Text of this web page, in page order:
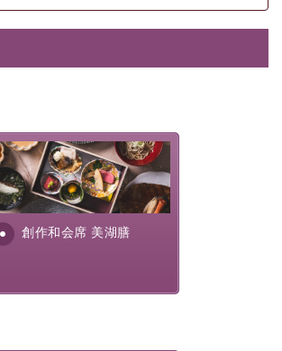
呂のご利用が可能な上、 安心安全にご
う
る独自の衛生・消毒プログラムの基、
分無料
館内利用券（お飲み物やお土産などに
有名な 片倉館のご入浴券
ジング、化粧水、乳液
巡る無料参拝バス（事前予約制）
創作和会席 美湖膳
膳とは諏訪の地で特別を
供する為に料理長・神原 裕
が考え出した創作和会席で
。美しい諏訪湖の幸...